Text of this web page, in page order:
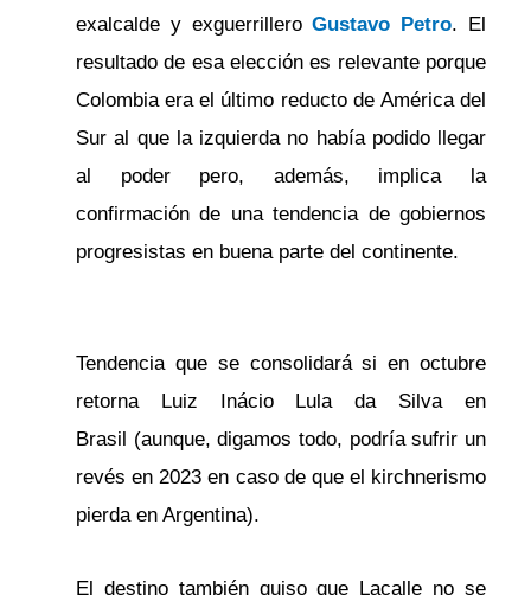
exalcalde y exguerrilleroGustavo Petro. El
resultado de esa elección es relevante porque
Colombia era el último reducto de América del
Sur al que la izquierda no había podido llegar
al poder pero, además, implica la
confirmación de una tendencia de gobiernos
progresistas en buena parte del continente.
Tendencia que se consolidará si en octubre
retorna Luiz Inácio Lula da Silva en
Brasil (aunque, digamos todo, podría sufrir un
revés en 2023 en caso de que el kirchnerismo
pierda en Argentina).
El destino también quiso que Lacalle no se